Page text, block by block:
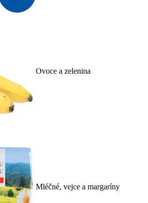
Ovoce a zelenina
Mléčné, vejce a margaríny